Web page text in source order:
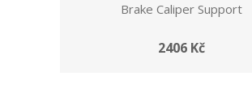
Brake Caliper Support
2406 Kč